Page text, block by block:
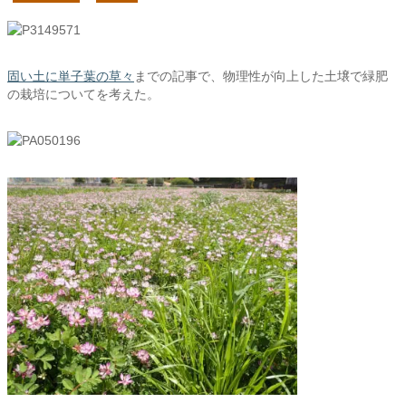
固い土に単子葉の草々 までの記事で、物理性が向上した土壌で緑肥
の栽培についてを考えた。